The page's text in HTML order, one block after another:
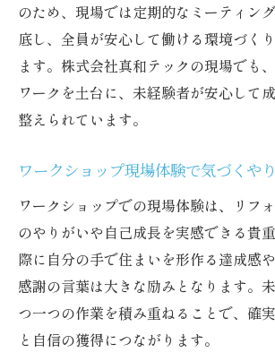
のため、現場では定期的なミーティン
底し、全員が安心して働ける環境づく
ます。株式会社真和テックの現場でも
ワークを土台に、未経験者が安心して
整えられています。
ワークショップ現場体験で気づくや
ワークショップでの現場体験は、リフ
のやりがいや自己成長を実感できる貴
際に自分の手で住まいを形作る達成感
感謝の言葉は大きな励みとなります。
つ一つの作業を積み重ねることで、確
と自信の獲得につながります。